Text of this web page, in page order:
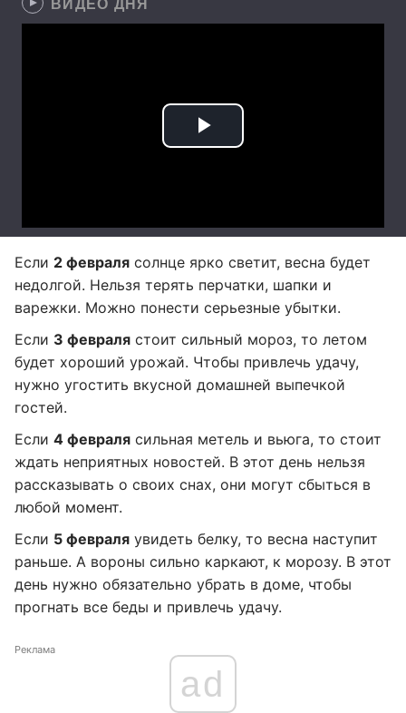
Если 2 февраля солнце ярко светит, весна будет
недолгой. Нельзя терять перчатки, шапки и
варежки. Можно понести серьезные убытки.
Если 3 февраля стоит сильный мороз, то летом
будет хороший урожай. Чтобы привлечь удачу,
нужно угостить вкусной домашней выпечкой
гостей.
Если 4 февраля сильная метель и вьюга, то стоит
ждать неприятных новостей. В этот день нельзя
рассказывать о своих снах, они могут сбыться в
любой момент.
Если 5 февраля увидеть белку, то весна наступит
раньше. А вороны сильно каркают, к морозу. В этот
день нужно обязательно убрать в доме, чтобы
прогнать все беды и привлечь удачу.
Реклама
ad